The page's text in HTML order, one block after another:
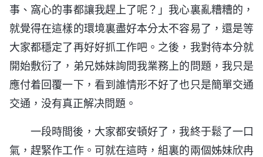
事、窩心的事都讓我趕上了呢？」我心裏亂糟糟的，
就覺得在這樣的環境裏盡好本分太不容易了，還是等
大家都穩定了再好好抓工作吧。之後，我對待本分就
開始敷衍了，弟兄姊妹詢問我業務上的問題，我只是
應付着回覆一下，看到誰情形不好了也只是簡單交通
交通，没有真正解决問題。
一段時間後，大家都安頓好了，我終于鬆了一口
氣，趕緊作工作。可就在這時，組裏的兩個姊妹欣冉